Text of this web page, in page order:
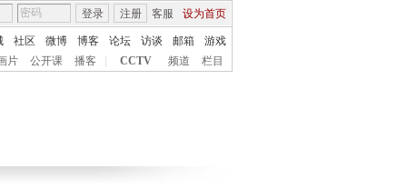
客服 设为首页
登录 注册
社区 微博 博客 论坛 访谈 邮箱
游戏
片
公开课 播客 CCTV 频道 栏目